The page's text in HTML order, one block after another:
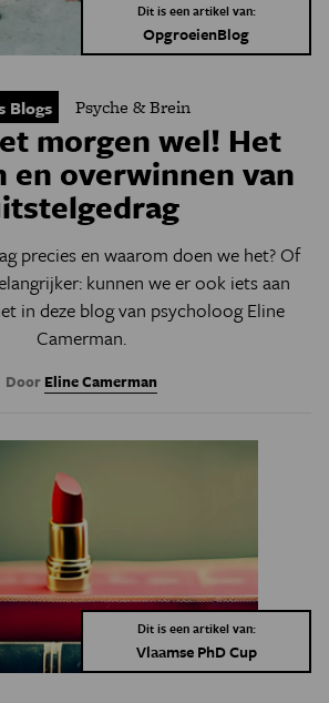
Dit is een artikel van:
OpgroeienBlog
Blogs Psyche & Brein
morgen wel! Het
en overwinnen van
precies en waarom doen we het? Of
kunnen we er ook iets aan
in deze blog van psycholoog Eline
Camerman.
Door Eline Camerman
Dit is een artikel van:
Vlaamse PhD Cup